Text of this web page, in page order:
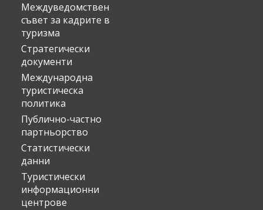
Междуведомствен
съвет за кадрите в
туризма
Стратегически
документи
Международна
туристическа
политика
Публично-частно
партньорство
Статистически
данни
Туристически
информационни
центрове